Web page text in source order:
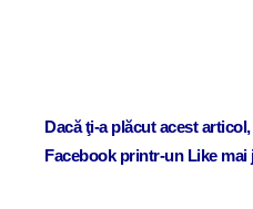
Dacă ţi-a plăcut acest
Facebook printr-un Like mai